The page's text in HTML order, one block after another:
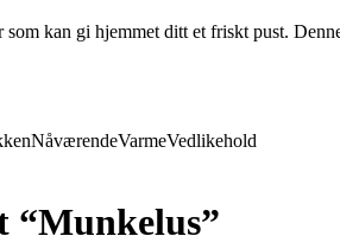
kan gi hjemmet ditt et friskt pust.
NåværendeVarmeVedlikehold
“Munkelus”